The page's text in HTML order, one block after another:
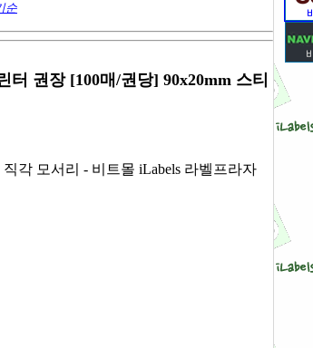
순
터 권장 [100매/권당] 90x20mm 스티
각 모서리 - 비트몰 iLabels 라벨프라자